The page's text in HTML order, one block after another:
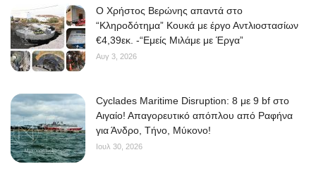
O Χρήστος Βερώνης απαντά στο
“Κληροδότημα” Κουκά με έργο Αντλιοστασίων
€4,39εκ. -“Εμείς Μιλάμε με Έργα”
Αυγ 3, 2026
Cyclades Maritime Disruption: 8 με 9 bf στο
Αιγαίο! Απαγορευτικό απόπλου από Ραφήνα
για Άνδρο, Τήνο, Μύκονο!
Ιουλ 30, 2026